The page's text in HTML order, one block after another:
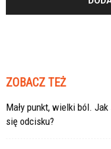
ZOBACZ TEŻ
Mały punkt, wielki ból.
się odcisku?